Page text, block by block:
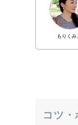
もりくみ
コツ・